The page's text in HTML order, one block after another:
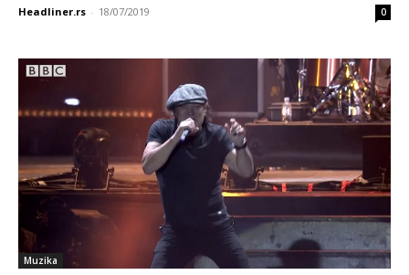
Headliner.rs - 18/07/2019 0
Muzika